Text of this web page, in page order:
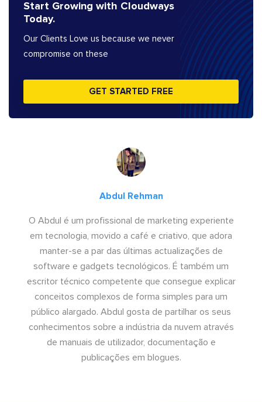
Start Growing with Cloudways
Today.
Our Clients Love us because we never
compromise on these
GET STARTED FREE
Abdul Rehman
O Abdul é um profissional de marketing experiente
em tecnologia, movido a café e criativo, que adora
manter-se a par das últimas actualizações de
software e gadgets tecnológicos. É também um
escritor técnico competente que consegue explicar
conceitos complexos de forma simples para um
público alargado. Abdul gosta de partilhar os seus
conhecimentos sobre a indústria da nuvem através
de manuais de utilizador, documentação e
publicações em blogues.